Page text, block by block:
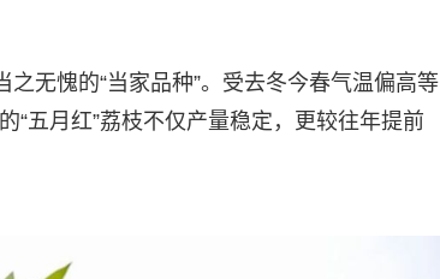
无愧的“当家品种”。受去冬今春气温偏高等
“五月红”荔枝不仅产量稳定，更较往年提前